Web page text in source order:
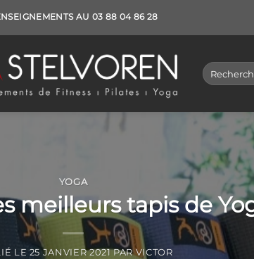
AU 03 88 04 86 28
Recherche
pour :
YOGA
meilleurs tapis de
LE 25 JANVIER 2021 PAR VICTOR